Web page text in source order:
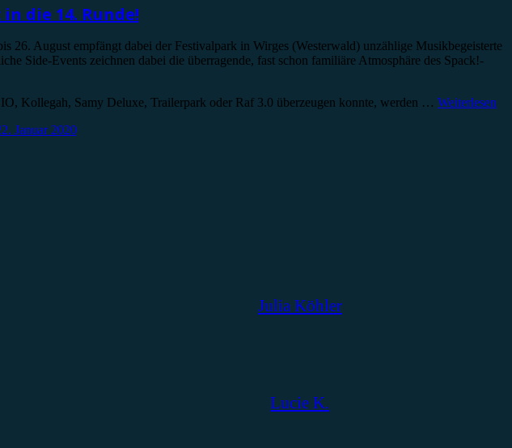
die 14. Runde!
August empfängt dabei der Festivalpark in Wirges (Westerwald) unzählige Musikbegeisterte
Side-Events zeichnen dabei die überragende, fast schon familiäre Atmosphäre des Spack!-
Kollegah, Samy Deluxe, Trailerpark oder Raf 3.0 überzeugen konnte, werden … Weiterlesen
Januar 2020
Julia Köhler
Lucie K.